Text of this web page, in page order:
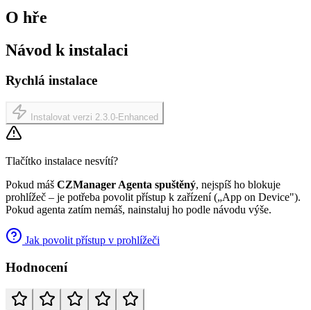
O hře
Návod k instalaci
Rychlá instalace
Instalovat verzi 2.3.0-Enhanced
Tlačítko instalace nesvítí?
Pokud máš CZManager Agenta spuštěný, nejspíš ho blokuje
prohlížeč – je potřeba povolit přístup k zařízení („App on Device").
Pokud agenta zatím nemáš, nainstaluj ho podle návodu výše.
Jak povolit přístup v prohlížeči
Hodnocení